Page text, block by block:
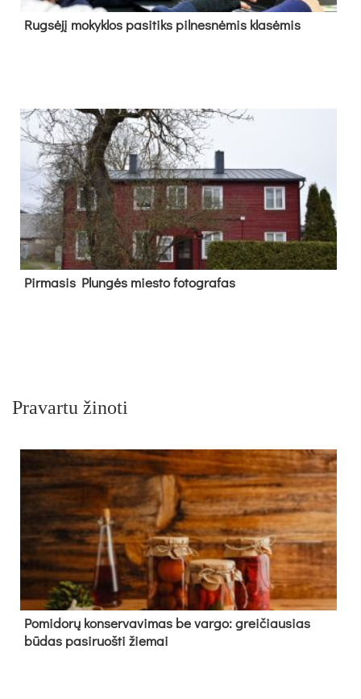
Rug­sė­jį mo­kyk­los pa­si­tiks pil­nes­nė­mis kla­sė­mis
Pir­ma­sis Plun­gės mies­to fo­tog­ra­fas
Pravartu žinoti
Pomidorų konservavimas be vargo: greičiausias
būdas pasiruošti žiemai